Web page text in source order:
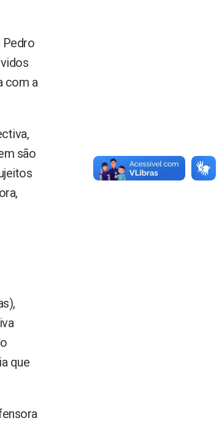
Pedro
com a
são
que